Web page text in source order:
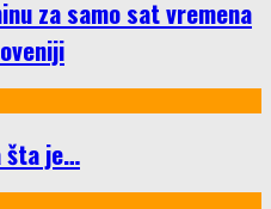
za samo sat vremena
šta je…